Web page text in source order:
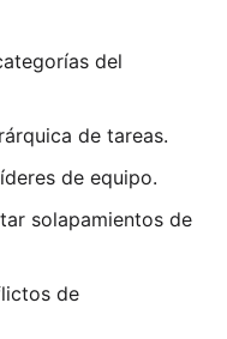
del
de tareas.
de equipo.
solapamientos de
de